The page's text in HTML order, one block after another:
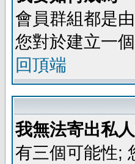
會員群組都是
您對於建立一
回頂端
我無法寄出私
有三個可能性;